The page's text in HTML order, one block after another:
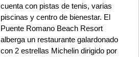
cuenta con pistas de tenis, varias
piscinas y centro de bienestar. El
Puente Romano Beach Resort
alberga un restaurante galardonado
con 2 estrellas Michelin dirigido por